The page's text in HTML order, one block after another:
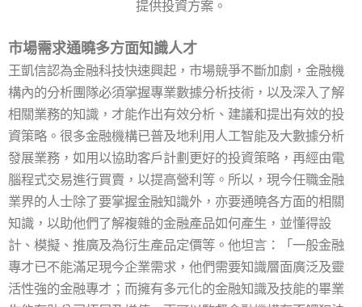
提供投資方案。
市場需求通曉多方面知識人才
王凱信認為金融科技快速興起，市場競爭不斷加劇，金融機
構內的分析團隊必須掌握專業數據分析技術，以及深入了解
相關業務的知識，才能作出有效分析、建議和提出有效的投
資策略。很多金融機構已普及地利用人工智能及大數據分析
發展業務，如用以協助客戶計劃更好的投資策略，再經由電
腦程式交易進行買賣，以提高營利等。所以，現今任職金融
業界的人士除了要掌握金融知識外，亦要通曉各方面的相關
知識，以助他們了解複雜的金融產品如何產生，並懂得設
計、模擬、推廣及為衍生產品定價等。他坦言：「一般金融
專才已不能滿足現今企業需求，他們需要知識層面廣泛及靈
活性強的金融專才；而擁有多元化的金融知識及技能的畢業